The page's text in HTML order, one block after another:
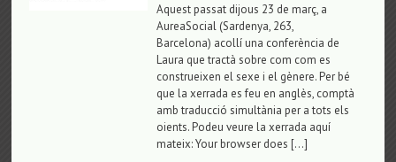
Aquest passat dijous 23 de març, a
AureaSocial (Sardenya, 263,
Barcelona) acollí una conferència de
Laura que tractà sobre com com es
construeixen el sexe i el gènere. Per bé
que la xerrada es feu en anglès, comptà
amb traducció simultània per a tots els
oients. Podeu veure la xerrada aquí
mateix: Your browser does […]